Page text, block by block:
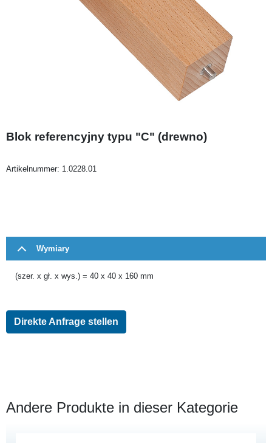
Blok referencyjny typu "C" (drewno)
Artikelnummer: 1.0228.01
Wymiary
(szer. x gł. x wys.) = 40 x 40 x 160 mm
Direkte Anfrage stellen
Andere Produkte in dieser Kategorie